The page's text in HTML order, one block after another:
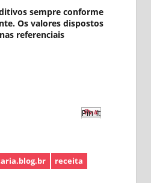
sempre conforme
Os valores dispostos
referenciais
Pin It
receita